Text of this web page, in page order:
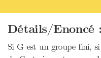
Détails/Enoncé :
Si G est un groupe fini,